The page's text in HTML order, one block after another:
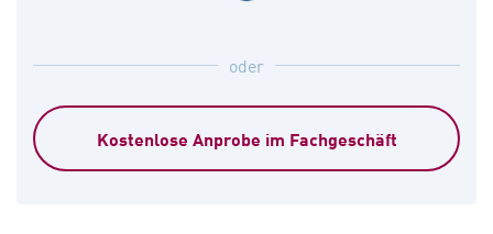
oder
Kostenlose Anprobe im Fachgeschäft